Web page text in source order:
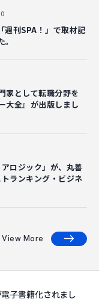
週刊SPA！」で取材記
家として転職分野を
大全』が出版しまし
ロジック」が、丸善
ランキング・ビジネ
View More
子書籍化されまし